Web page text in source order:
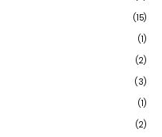
(15)
(1)
(2)
(3)
(1)
(2)